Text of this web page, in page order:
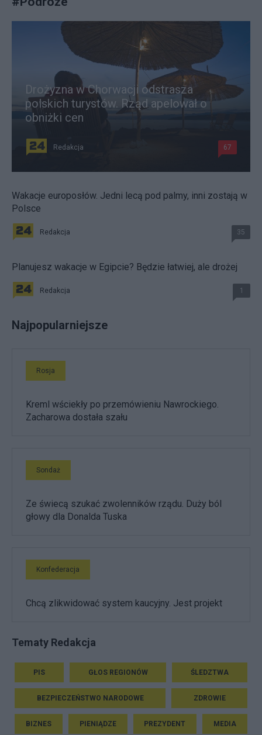
Drożyzna w Chorwacji odstrasza
polskich turystów. Rząd apelował o
obniżki cen
Redakcja 67
Wakacje europosłów. Jedni lecą pod palmy, inni zostają w
Polsce
Redakcja 35
Planujesz wakacje w Egipcie? Będzie łatwiej, ale drożej
Redakcja 1
Najpopularniejsze
Rosja
Kreml wściekły po przemówieniu Nawrockiego.
Zacharowa dostała szału
Sondaż
Ze świecą szukać zwolenników rządu. Duży ból
głowy dla Donalda Tuska
Konfederacja
Chcą zlikwidować system kaucyjny. Jest projekt
Tematy Redakcja
PIS GŁOS REGIONÓW ŚLEDZTWA
BEZPIECZEŃSTWO NARODOWE ZDROWIE
BIZNES PIENIĄDZE PREZYDENT MEDIA